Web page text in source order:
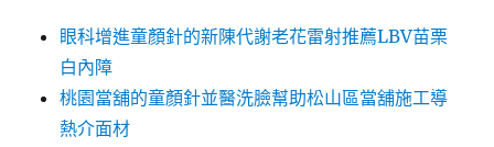
眼科增進童顏針的新陳代謝老花雷射推薦LBV苗栗
白內障
桃園當舖的童顏針並醫洗臉幫助松山區當舖施工導
熱介面材